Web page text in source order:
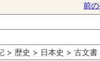
前
> 歴史 > 日本史 > 古文書